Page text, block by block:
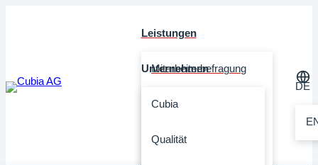
Leistungen
Mitarbeiterbefragung
360 Grad Feedback
Gefährdungsbeurteilung
Unternehmen
Cubia
Qualität
Referenzen
Wissen
DE